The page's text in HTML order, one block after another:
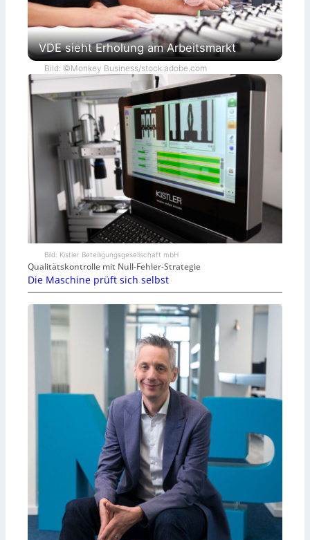
VDE sieht Erholung am Arbeitsmarkt
Bild: ©Monkey Business/stock.adobe.com
Bild: Kistler Beteiligungsgesellschaft mbH
Qualitätskontrolle mit Null-Fehler-Strategie
Die Maschine prüft sich selbst